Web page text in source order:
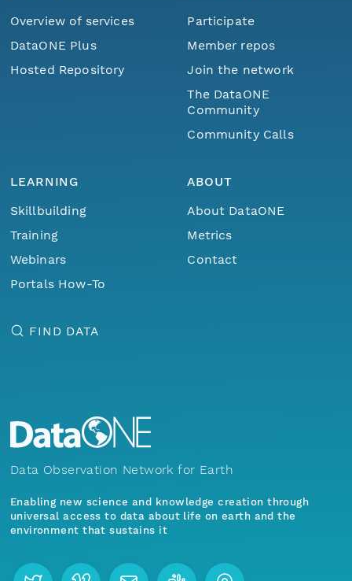
Overview of services
DataONE Plus
Hosted Repository
Participate
Member repos
Join the network
The DataONE
Community
Community Calls
LEARNING
Skillbuilding
Training
Webinars
Portals How-To
ABOUT
About DataONE
Metrics
Contact
FIND DATA
Data Observation Network for Earth
Enabling new science and knowledge creation through
universal access to data about life on earth and the
environment that sustains it